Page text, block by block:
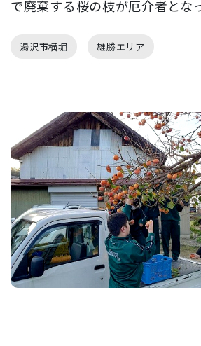
で廃棄する桜の枝が厄介者とな
湯沢市横堀 雄勝エリア